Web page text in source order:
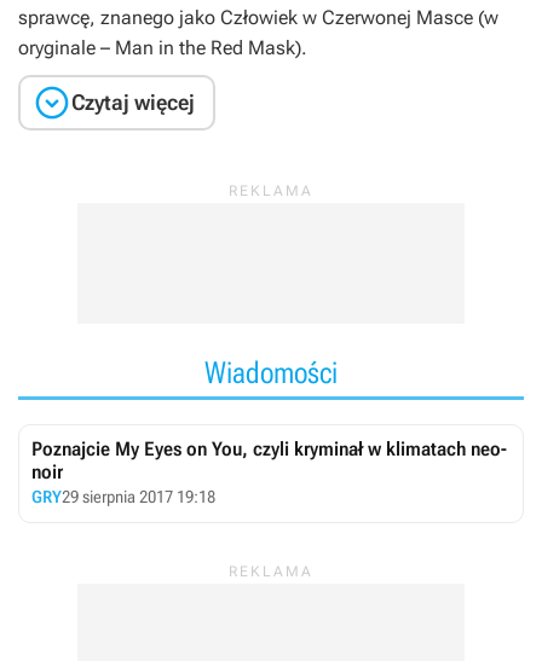
sprawcę, znanego jako Człowiek w Czerwonej Masce (w
oryginale – Man in the Red Mask).
Czytaj więcej
Wiadomości
Poznajcie My Eyes on You, czyli kryminał w klimatach neo-
noir
GRY29 sierpnia 2017 19:18